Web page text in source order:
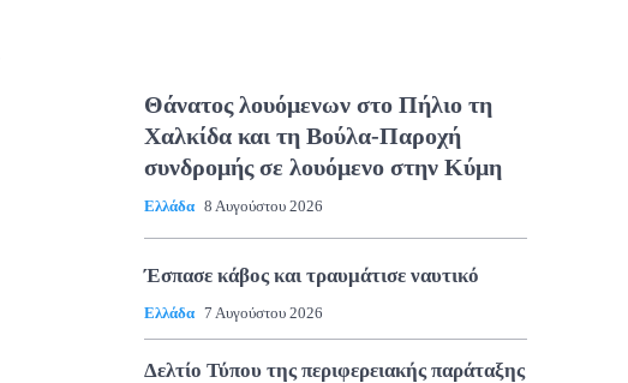
Θάνατος λουόμενων στο Πήλιο τη
Χαλκίδα και τη Βούλα-Παροχή
συνδρομής σε λουόμενο στην Κύμη
Ελλάδα 8 Αυγούστου 2026
Έσπασε κάβος και τραυμάτισε ναυτικό
Ελλάδα 7 Αυγούστου 2026
Δελτίο Τύπου της περιφερειακής παράταξης